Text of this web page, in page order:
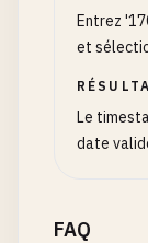
Entrez
et
Le
date
FAQ